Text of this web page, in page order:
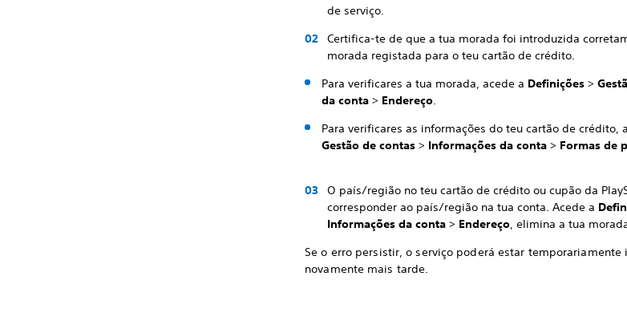
de serviço.
Certifica-te de que a tua morada foi introduzida
morada registada para o teu cartão de crédito.
Para verificares a tua morada, acede a Definições >
da conta> Endereço.
Para verificares as informações do teu cartão de crédito,
Gestão de contas > Informações da conta> Formas de
O país/região no teu cartão de crédito ou cupão da
corresponder ao país/região na tua conta. Acede a
Informações da conta> Endereço, elimina a tua
Se o erro persistir, o serviço poderá estar temporariamente
novamente mais tarde.